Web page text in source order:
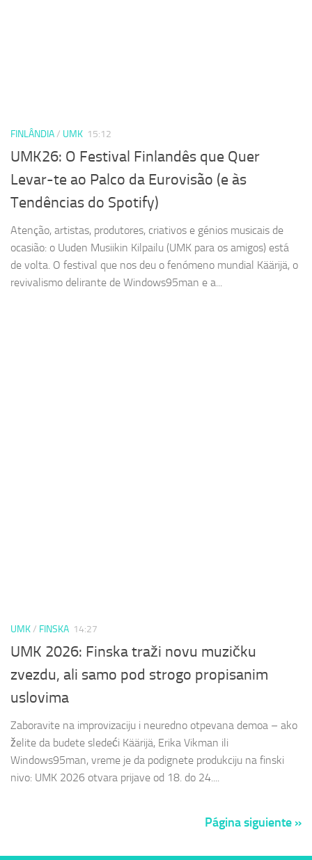
FINLÂNDIA/ UMK 15:12
UMK26: O Festival Finlandês que Quer
Levar-te ao Palco da Eurovisão (e às
Tendências do Spotify)
Atenção, artistas, produtores, criativos e génios musicais de
ocasião: o Uuden Musiikin Kilpailu (UMK para os amigos) está
de volta. O festival que nos deu o fenómeno mundial Käärijä, o
revivalismo delirante de Windows95man e a...
UMK/ FINSKA 14:27
UMK 2026: Finska traži novu muzičku
zvezdu, ali samo pod strogo propisanim
uslovima
Zaboravite na improvizaciju i neuredno otpevana demoa – ako
želite da budete sledeći Käärijä, Erika Vikman ili
Windows95man, vreme je da podignete produkciju na finski
nivo: UMK 2026 otvara prijave od 18. do 24....
Página siguiente »